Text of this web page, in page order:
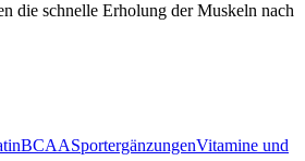
die schnelle Erholung der Muskeln nach
BCAASportergänzungenVitamine und